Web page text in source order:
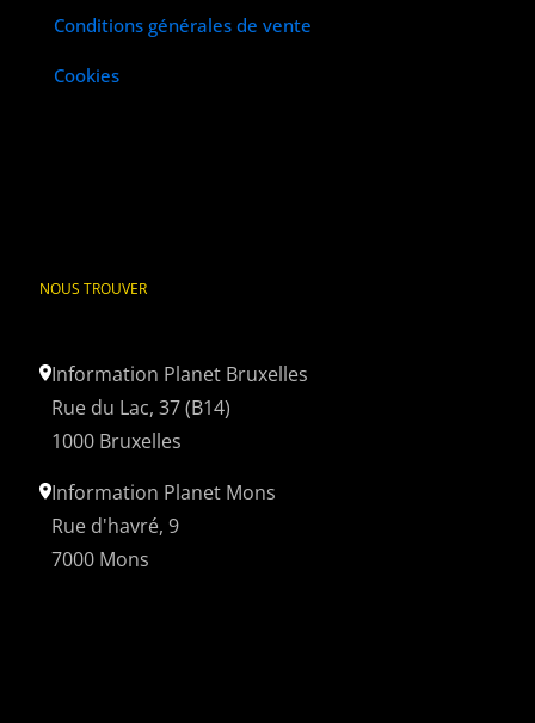
Conditions générales de vente
Cookies
NOUS TROUVER
Information Planet Bruxelles
Rue du Lac, 37 (B14)
1000 Bruxelles
Information Planet Mons
Rue d'havré, 9
7000 Mons